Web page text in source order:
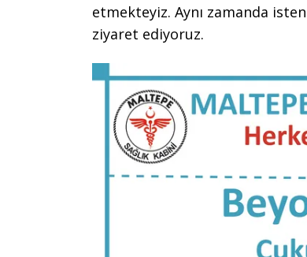
etmekteyiz. Aynı zamanda
ziyaret ediyoruz.